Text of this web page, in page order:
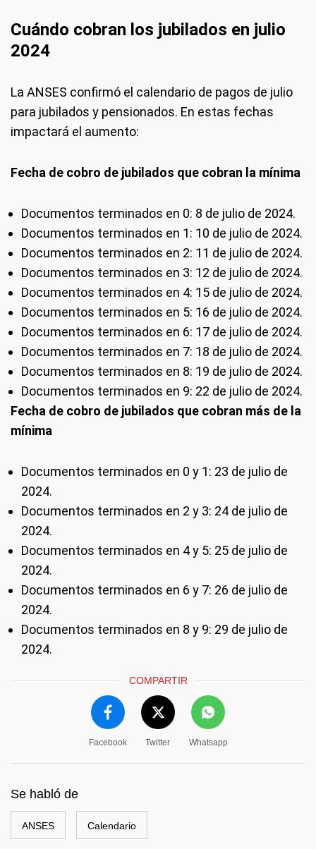
Cuándo cobran los jubilados en julio
2024
La ANSES confirmó el calendario de pagos de julio
para jubilados y pensionados. En estas fechas
impactará el aumento:
Fecha de cobro de jubilados que cobran la mínima
Documentos terminados en 0: 8 de julio de 2024.
Documentos terminados en 1: 10 de julio de 2024.
Documentos terminados en 2: 11 de julio de 2024.
Documentos terminados en 3: 12 de julio de 2024.
Documentos terminados en 4: 15 de julio de 2024.
Documentos terminados en 5: 16 de julio de 2024.
Documentos terminados en 6: 17 de julio de 2024.
Documentos terminados en 7: 18 de julio de 2024.
Documentos terminados en 8: 19 de julio de 2024.
Documentos terminados en 9: 22 de julio de 2024.
Fecha de cobro de jubilados que cobran más de la
mínima
Documentos terminados en 0 y 1: 23 de julio de
2024.
Documentos terminados en 2 y 3: 24 de julio de
2024.
Documentos terminados en 4 y 5: 25 de julio de
2024.
Documentos terminados en 6 y 7: 26 de julio de
2024.
Documentos terminados en 8 y 9: 29 de julio de
2024.
COMPARTIR
Facebook Twitter Whatsapp
Se habló de
ANSES Calendario